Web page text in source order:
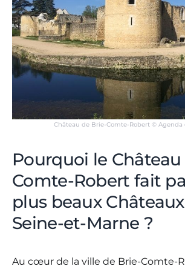
Château de Brie-Comte-Robert © Agenda
Pourquoi le
Comte-Robert fait
plus beaux
Seine-et-Marne ?
Au cœur de la ville de Brie-Comte-